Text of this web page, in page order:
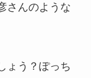
さんのような
ょう？ぽっち